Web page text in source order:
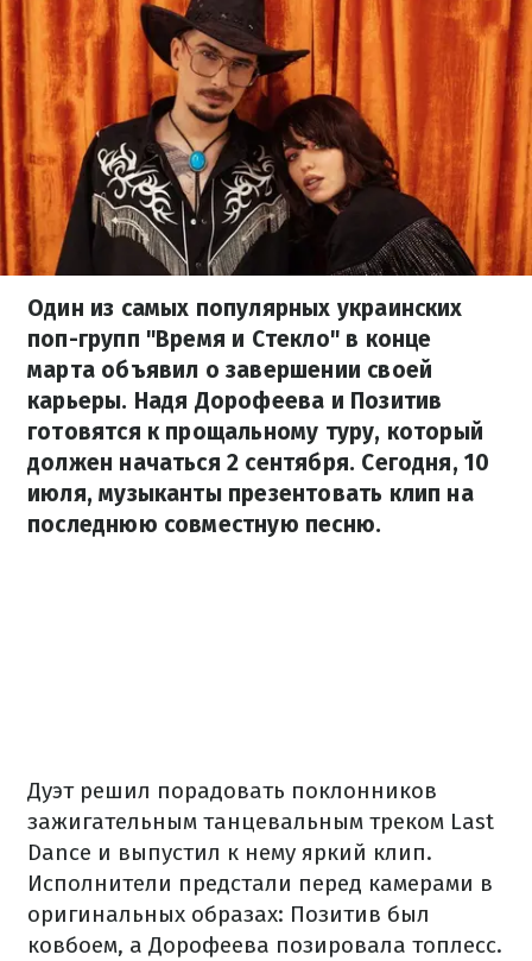
Один из самых популярных украинских
поп-групп "Время и Стекло" в конце
марта объявил о завершении своей
карьеры. Надя Дорофеева и Позитив
готовятся к прощальному туру, который
должен начаться 2 сентября. Сегодня, 10
июля, музыканты презентовать клип на
последнюю совместную песню.
Дуэт решил порадовать поклонников
зажигательным танцевальным треком Last
Dance и выпустил к нему яркий клип.
Исполнители предстали перед камерами в
оригинальных образах: Позитив был
ковбоем, а Дорофеева позировала топлесс.